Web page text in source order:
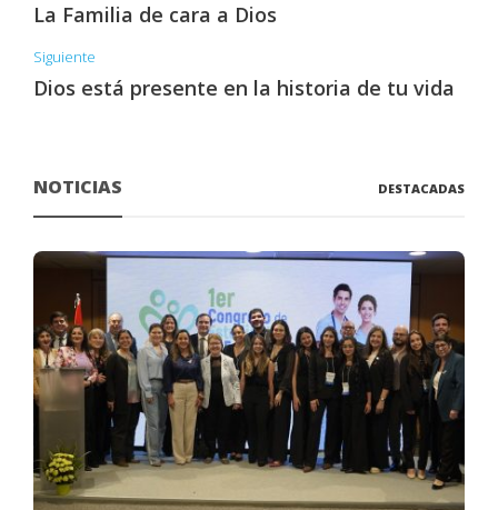
La Familia de cara a Dios
Siguiente
Dios está presente en la historia de tu vida
NOTICIAS DESTACADAS